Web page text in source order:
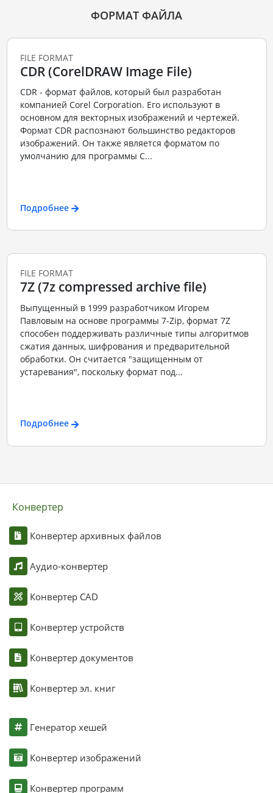
ФОРМАТ ФАЙЛА
FILE FORMAT
CDR (CorelDRAW Image File)
CDR - формат файлов, который был разработан
компанией Corel Corporation. Его используют в
основном для векторных изображений и чертежей.
Формат CDR распознают большинство редакторов
изображений. Он также является форматом по
умолчанию для программы C...
Подробнее
FILE FORMAT
7Z (7z compressed archive file)
Выпущенный в 1999 разработчиком Игорем
Павловым на основе программы 7-Zip, формат 7Z
способен поддерживать различные типы алгоритмов
сжатия данных, шифрования и предварительной
обработки. Он считается "защищенным от
устаревания", поскольку формат под...
Подробнее
Конвертер
Конвертер архивных файлов
Аудио-конвертер
Конвертер CAD
Конвертер устройств
Конвертер документов
Конвертер эл. книг
Генератор хешей
Конвертер изображений
Конвертер программ